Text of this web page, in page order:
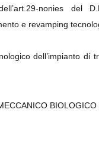
nonies del
e revamping
dell’impianto di
BIOLOGICO